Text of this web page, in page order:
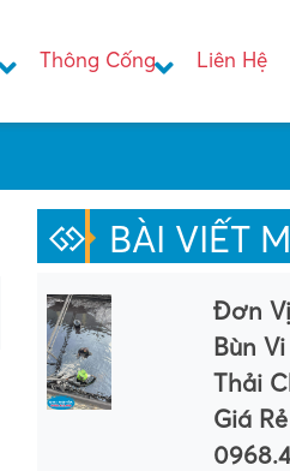
Thông Cống Liên Hệ
BÀI VIẾT
Đơn
Bùn
Thải
Giá